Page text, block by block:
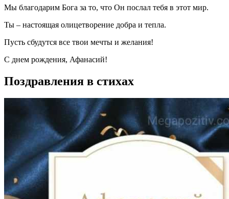
Мы благодарим Бога за то, что Он послал тебя в этот мир.
Ты – настоящая олицетворение добра и тепла.
Пусть сбудутся все твои мечты и желания!
С днем рождения, Афанасий!
Поздравления в стихах